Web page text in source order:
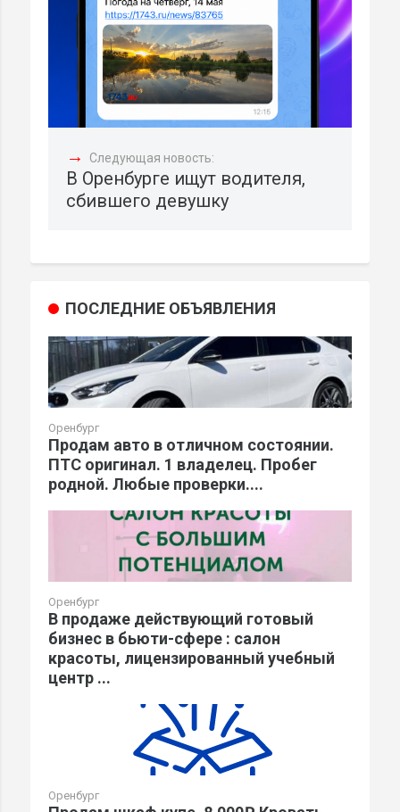
→ Следующая новость:
В Оренбурге ищут водителя,
сбившего девушку
ПОСЛЕДНИЕ ОБЪЯВЛЕНИЯ
Оренбург
Продам авто в отличном состоянии.
ПТС оригинал. 1 владелец. Пробег
родной. Любые проверки....
Оренбург
В продаже действующий готовый
бизнес в бьюти-сфере : салон
красоты, лицензированный учебный
центр ...
Оренбург